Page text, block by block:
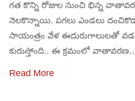
గత కొన్ని రోజుల నుంచి భిన్న
నెలకొన్నాయి. పగలు ఎండలు
సాయంత్రం వేళ ఈదురుగాలులతో
కురుస్తోంది.. ఈ క్రమంలో
Read More